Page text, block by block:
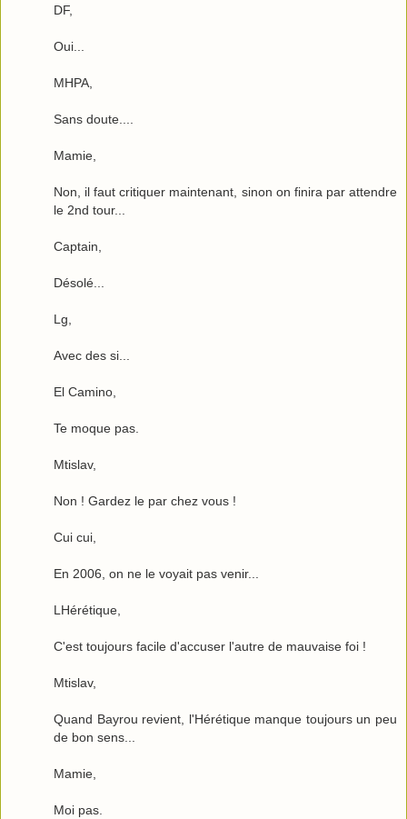
DF,
Oui...
MHPA,
Sans doute....
Mamie,
Non, il faut critiquer maintenant, sinon on finira par attendre
le 2nd tour...
Captain,
Désolé...
Lg,
Avec des si...
El Camino,
Te moque pas.
Mtislav,
Non ! Gardez le par chez vous !
Cui cui,
En 2006, on ne le voyait pas venir...
LHérétique,
C'est toujours facile d'accuser l'autre de mauvaise foi !
Mtislav,
Quand Bayrou revient, l'Hérétique manque toujours un peu
de bon sens...
Mamie,
Moi pas.